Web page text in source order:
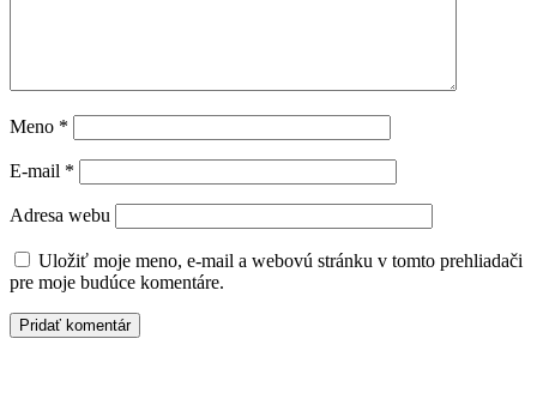
Meno *
E-mail *
Adresa webu
Uložiť moje meno, e-mail a webovú stránku v tomto prehliadači
pre moje budúce komentáre.